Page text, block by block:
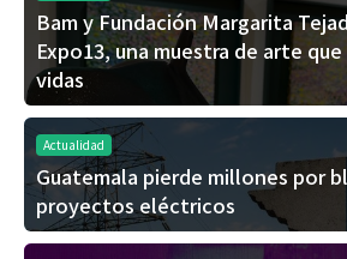
Bam y Fundación Margarita
Expo13, una muestra de arte
vidas
Actualidad
Guatemala pierde millones por
proyectos eléctricos